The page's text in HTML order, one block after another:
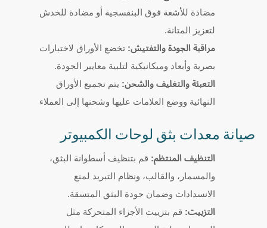
مضادة للأشعة فوق البنفسجية أو مضادة للخدش
لتعزيز المتانة.
مراقبة الجودة والتفتيش:تخضع الأوراق لاختبارات
بصرية وأبعاد وميكانيكية لتلبية معايير الجودة.
التعبئة والتغليف والشحن: يتم تجميع الأوراق
النهائية ووضع العلامات عليها وشحنها إلى العملاء
صيانة معدات بثق لوحات الكمبيوتر
التنظيف المنتظم: قم بتنظيف أسطوانة البثق،
والمسمار، والقالب، ونظام التبريد لمنع
الانسدادات وضمان جودة البثق المتسقة.
التزييت: قم بتزييت الأجزاء المتحركة مثل